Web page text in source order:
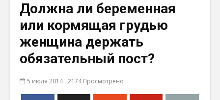
Должна ли беременная
или кормящая грудью
женщина держать
обязательный пост?
5 июля 2014 2174 Просмотрено